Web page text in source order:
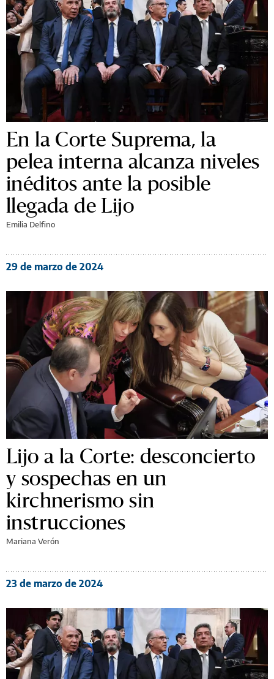
En la Corte Suprema, la
pelea interna alcanza niveles
inéditos ante la posible
llegada de Lijo
Emilia Delfino
29 de marzo de 2024
Lijo a la Corte: desconcierto
y sospechas en un
kirchnerismo sin
instrucciones
Mariana Verón
23 de marzo de 2024